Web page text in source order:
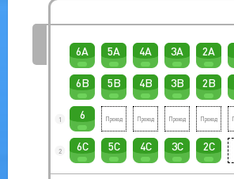
6A 5A 4A 3A 2A
6B 5B 4B 3B 2B
1 6
2 6C 5C 4C 3C 2C